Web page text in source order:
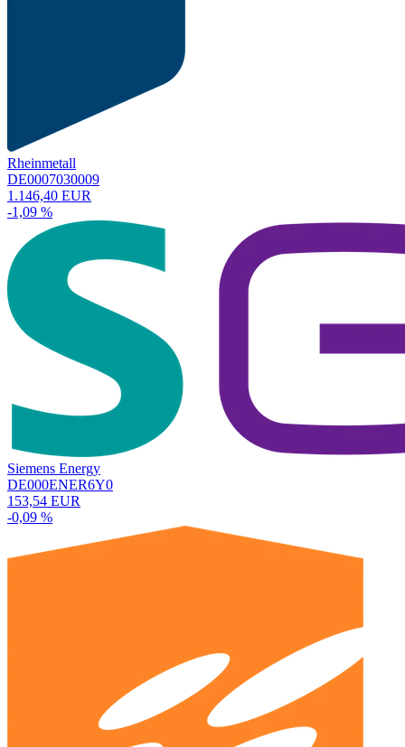
Rheinmetall
DE0007030009
1.146,40 EUR
-1,09 %
Siemens Energy
DE000ENER6Y0
153,54 EUR
-0,09 %